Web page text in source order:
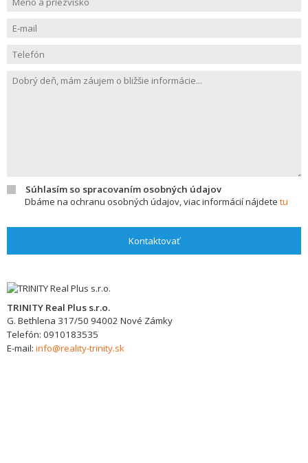
Súhlasím so spracovaním osobných údajov
Dbáme na ochranu osobných údajov, viac informácií nájdete tu
Kontaktovať
TRINITY Real Plus s.r.o.
G. Bethlena 317/50 94002 Nové Zámky
Telefón: 0910183535
E-mail: info@reality-trinity.sk